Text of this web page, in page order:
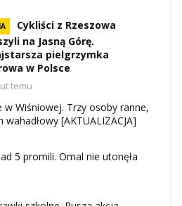
Cykliści z Rzeszowa
na Jasną Górę.
pielgrzymka
w Polsce
temu
w Wiśniowej. Trzy osoby ranne,
[AKTUALIZACJA]
5 promili. Omal nie utonęła